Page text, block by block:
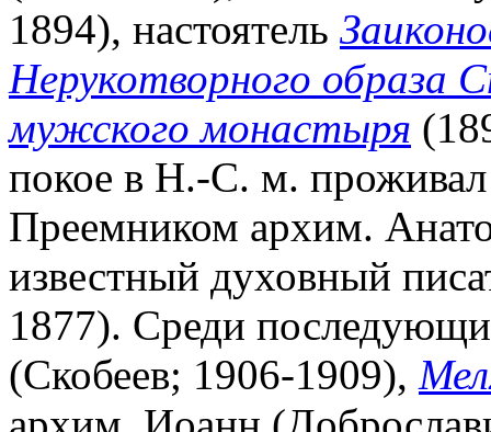
1894), настоятель
Нерукотворного образа
мужского монастыря
покое в Н.-С. м.
Преемником архим.
известный духовный
1877). Среди
(Скобеев; 1906-1909),